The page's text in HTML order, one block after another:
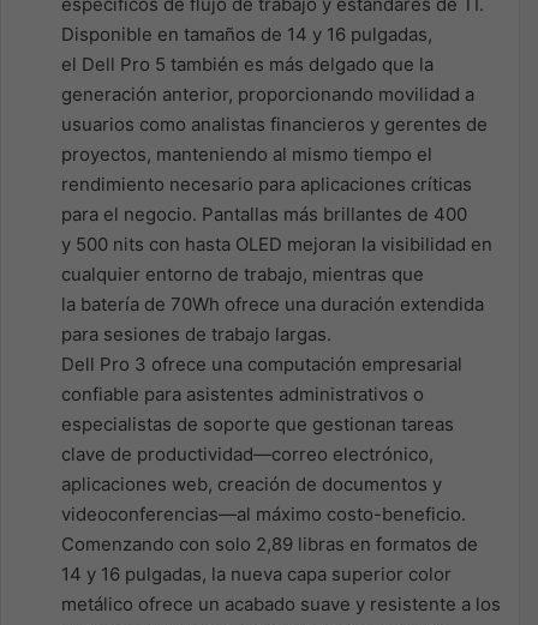
Disponible en tamaños de 14 y 16 pulgadas,
el Dell Pro 5 también es más delgado que la
generación anterior, proporcionando movilidad a
usuarios como analistas financieros y gerentes de
proyectos, manteniendo al mismo tiempo el
rendimiento necesario para aplicaciones críticas
para el negocio. Pantallas más brillantes de 400
y 500 nits con hasta OLED mejoran la visibilidad en
cualquier entorno de trabajo, mientras que
la batería de 70Wh ofrece una duración extendida
para sesiones de trabajo largas.
Dell Pro 3 ofrece una computación empresarial
confiable para asistentes administrativos o
especialistas de soporte que gestionan tareas
clave de productividad—correo electrónico,
aplicaciones web, creación de documentos y
videoconferencias—al máximo costo-beneficio.
Comenzando con solo 2,89 libras en formatos de
14 y 16 pulgadas, la nueva capa superior color
metálico ofrece un acabado suave y resistente a los